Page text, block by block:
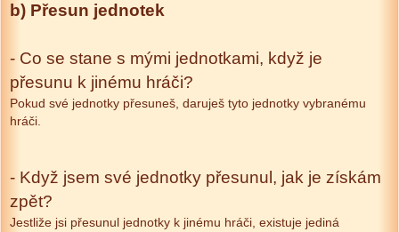
b) Přesun jednotek
- Co se stane s mými jednotkami, když je
přesunu k jinému hráči?
Pokud své jednotky přesuneš, daruješ tyto jednotky vybranému
hráči.
- Když jsem své jednotky přesunul, jak je získám
zpět?
Jestliže jsi přesunul jednotky k jinému hráči, existuje jediná